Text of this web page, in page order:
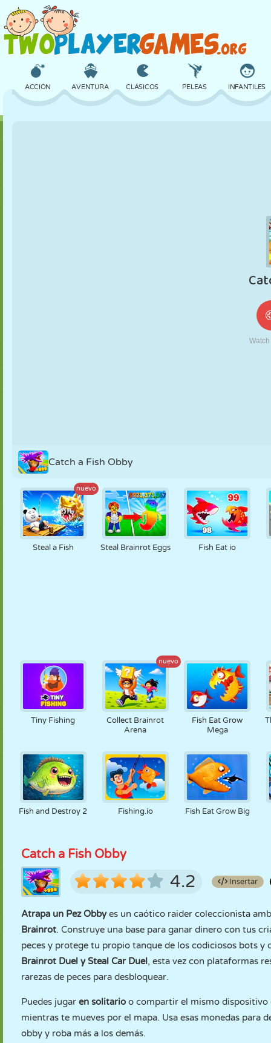
ACCIÓN AVENTURA CLÁSICOS PELEAS INFANTILES
ROBOTS
Catch a Fish Obby
nuevo
Steal a Fish Steal Brainrot Eggs Fish Eat io
Tiny Fishing
nuevo
Collect Brainrot
Arena
Fish Eat Grow
Mega
Fish and Destroy 2 Fishing.io Fish Eat Grow Big
Catch a Fish Obby
4.2 Insertar
Atrapa un Pez Obbyes un caótico raider coleccionista
Brainrot. Construye una base para ganar dinero con tus
peces y protege tu propio tanque de los codiciosos bots
Brainrot Duel ySteal Car Duel, esta vez con plataformas
rarezas de peces para desbloquear.
Puedes jugar en solitario o compartir el mismo
mientras te mueves por el mapa. Usa esas monedas para
obby y roba más a los demás.